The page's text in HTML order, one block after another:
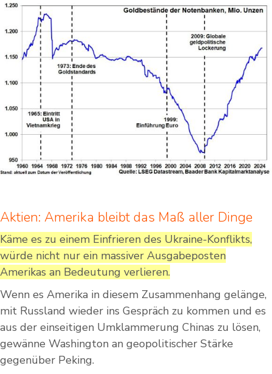
Aktien: Amerika bleibt das Maß aller Dinge
Käme es zu einem Einfrieren des Ukraine-Konflikts,
würde nicht nur ein massiver Ausgabeposten
Amerikas an Bedeutung verlieren.
Wenn es Amerika in diesem Zusammenhang gelänge,
mit Russland wieder ins Gespräch zu kommen und es
aus der einseitigen Umklammerung Chinas zu lösen,
gewänne Washington an geopolitischer Stärke
gegenüber Peking.